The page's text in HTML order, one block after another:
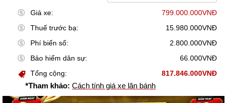
Giá xe:
799.000.000VNĐ
Thuế trước bạ:
15.980.000VNĐ
Phí biển số:
2.800.000VNĐ
Bảo hiểm dân sự:
66.000VNĐ
Tổng cộng:
817.846.000VNĐ
*Tham khảo: Cách tính giá xe lăn bánh